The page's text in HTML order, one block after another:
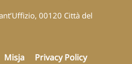
00120 Città del
Misja Privacy Policy